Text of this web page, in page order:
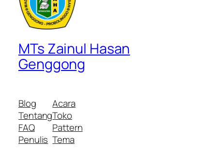
MTs Zainul Hasan
Genggong
Blog
Tentang
FAQ
Penulis
Acara
Toko
Pattern
Tema